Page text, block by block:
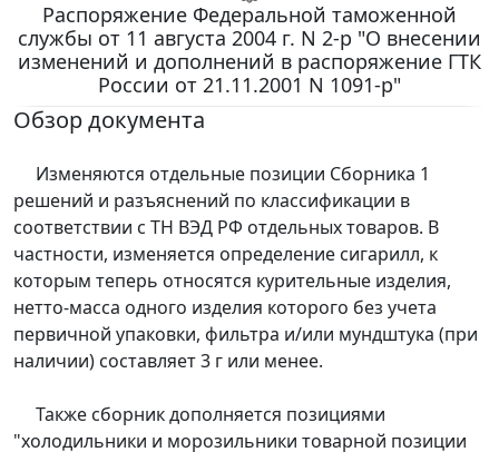
Распоряжение Федеральной таможенной
службы от 11 августа 2004 г. N 2-р "О внесении
изменений и дополнений в распоряжение ГТК
России от 21.11.2001 N 1091-р"
Обзор документа
Изменяются отдельные позиции Сборника 1
решений и разъяснений по классификации в
соответствии с ТН ВЭД РФ отдельных товаров. В
частности, изменяется определение сигарилл, к
которым теперь относятся курительные изделия,
нетто-масса одного изделия которого без учета
первичной упаковки, фильтра и/или мундштука (при
наличии) составляет 3 г или менее.
Также сборник дополняется позициями
"холодильники и морозильники товарной позиции